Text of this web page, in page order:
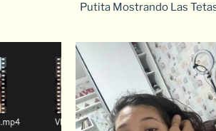
Putita Mostrando Las